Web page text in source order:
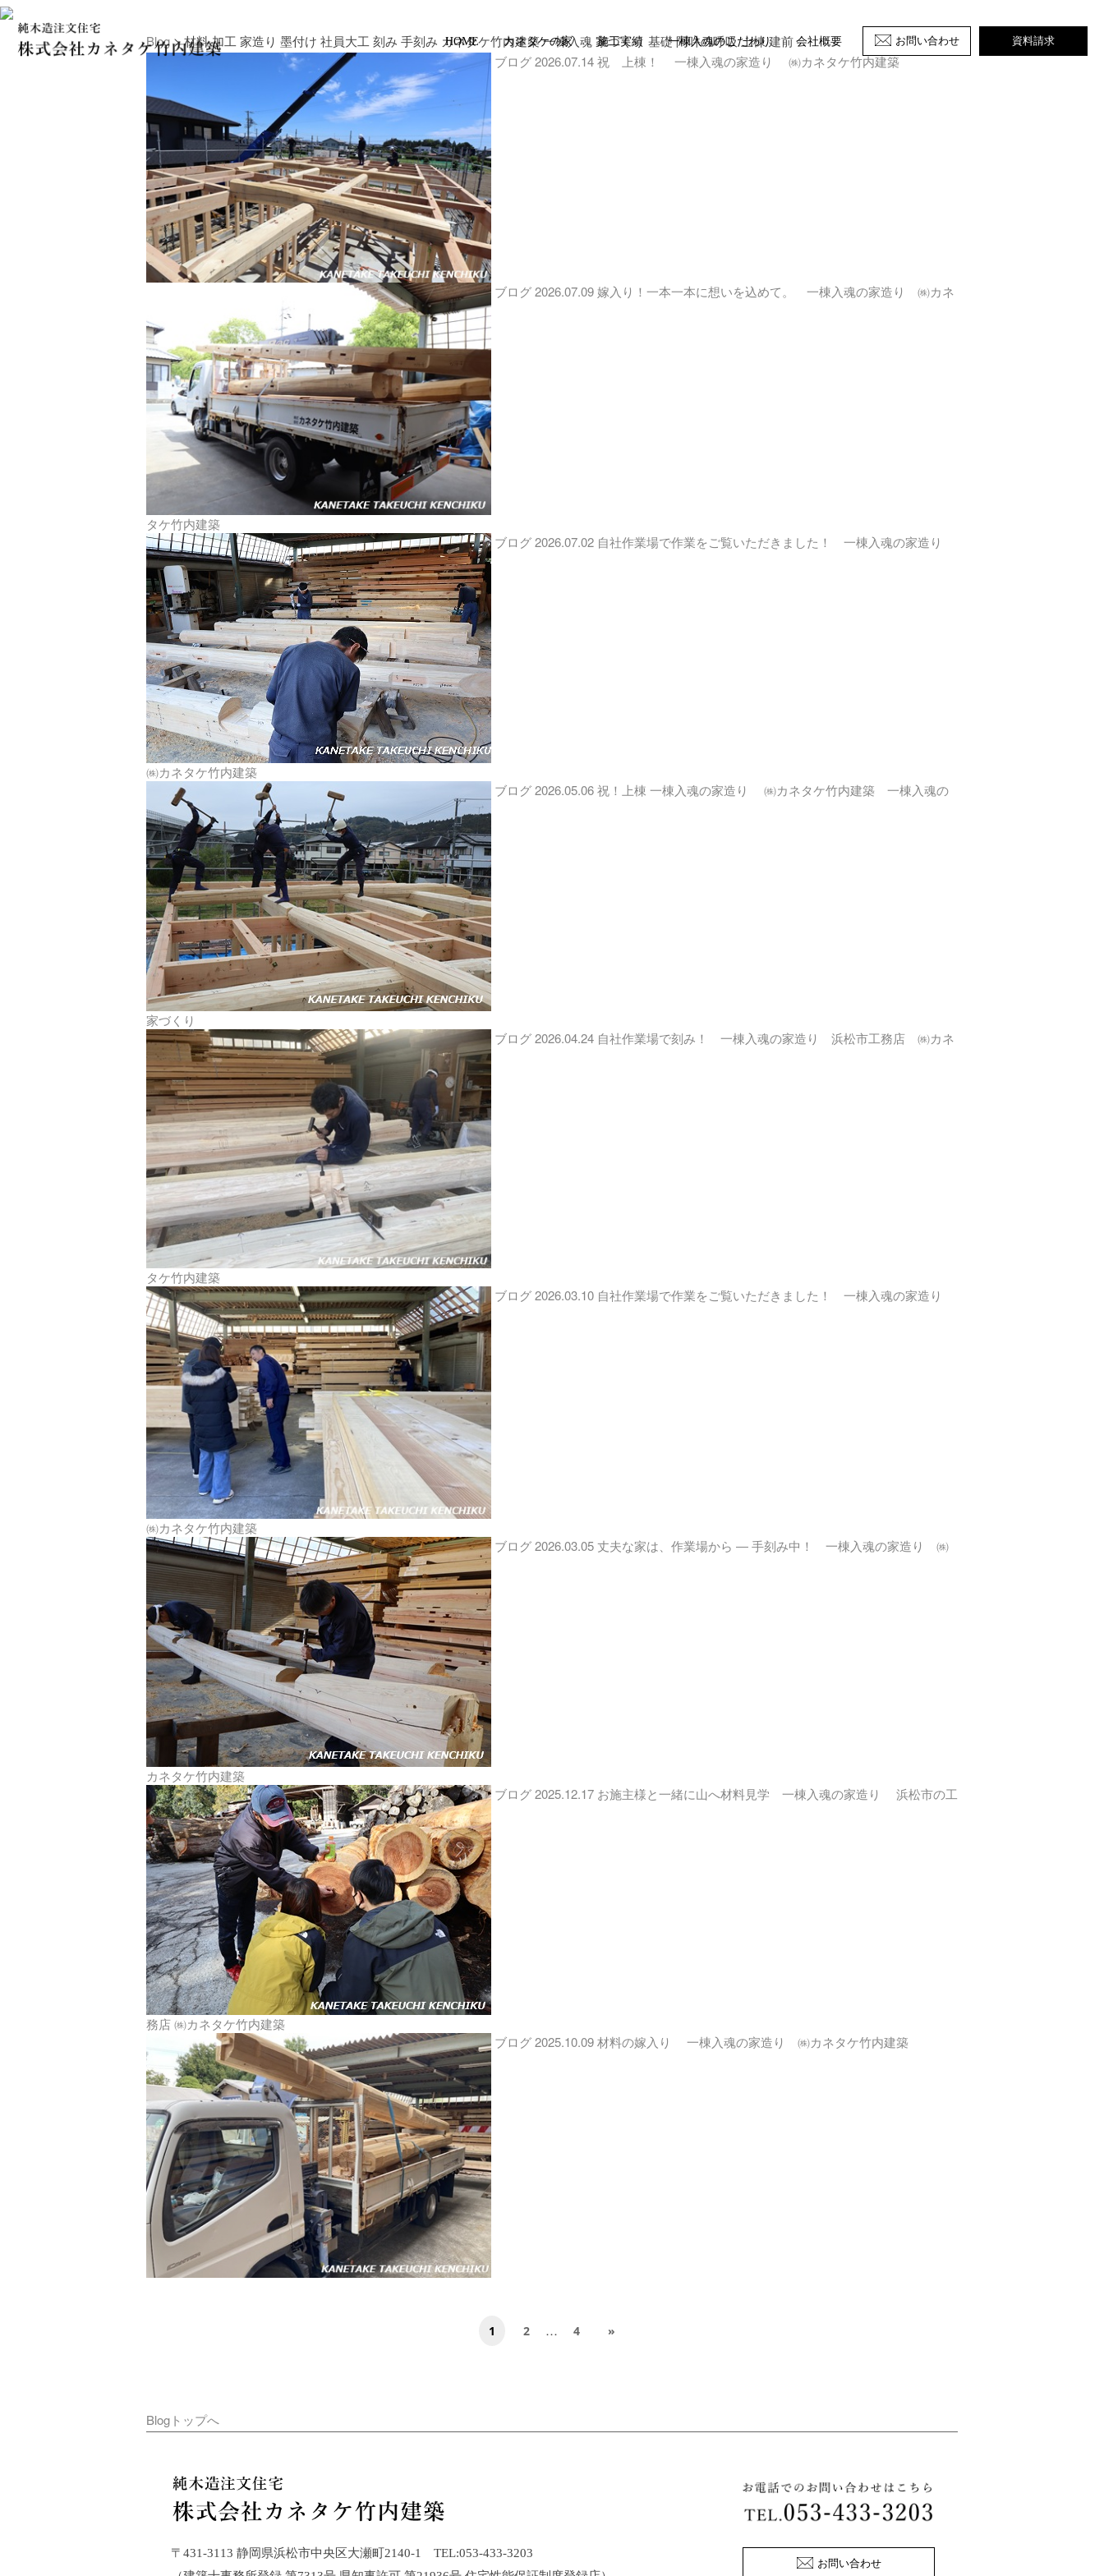
HOME カネタケの家 施工実績 一棟入魂のこだわり 会社概要 お問い合わせ 資料請求
Blog> 材料 加工 家造り 墨付け 社員大工 刻み 手刻み カネタケ竹内建築 一棟入魂 家づくり 基礎 阿吽の呼吸 上棟 建前
ブログ2026.07.14祝 上棟！ 一棟入魂の家造り ㈱カネタケ竹内建築
ブログ2026.07.09嫁入り！一本一本に想いを込めて。 一棟入魂の家造り ㈱カネ
タケ竹内建築
ブログ2026.07.02 自社作業場で作業をご覧いただきました！ 一棟入魂の家造り
㈱カネタケ竹内建築
ブログ2026.05.06祝！上棟 一棟入魂の家造り ㈱カネタケ竹内建築 一棟入魂の
家づくり
ブログ2026.04.24 自社作業場で刻み！ 一棟入魂の家造り 浜松市工務店 ㈱カネ
タケ竹内建築
ブログ2026.03.10 自社作業場で作業をご覧いただきました！ 一棟入魂の家造り
㈱カネタケ竹内建築
ブログ2026.03.05丈夫な家は、作業場から ― 手刻み中！ 一棟入魂の家造り ㈱
カネタケ竹内建築
ブログ2025.12.17 お施主様と一緒に山へ材料見学 一棟入魂の家造り 浜松市の工
務店 ㈱カネタケ竹内建築
ブログ2025.10.09材料の嫁入り 一棟入魂の家造り ㈱カネタケ竹内建築
1 2 … 4 »
Blogトップへ
〒431-3113 静岡県浜松市中央区大瀬町2140-1 TEL:053-433-3203
お問い合わせ